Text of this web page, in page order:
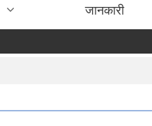
जानकारी